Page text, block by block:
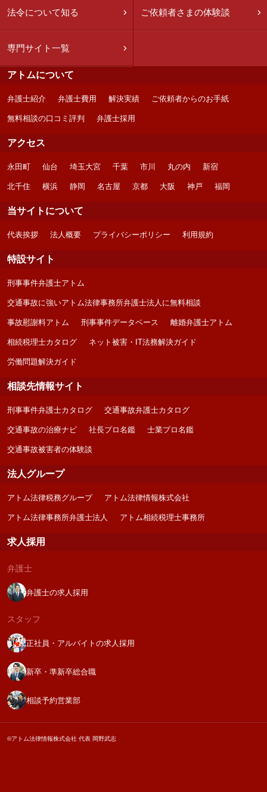
法令について知る ご依頼者さまの体験談
専門サイト一覧
アトムについて
弁護士紹介 弁護士費用 解決実績 ご依頼者からのお手紙
無料相談の口コミ評判 弁護士採用
アクセス
永田町 仙台 埼玉大宮 千葉 市川 丸の内 新宿
北千住 横浜 静岡 名古屋 京都 大阪 神戸 福岡
当サイトについて
代表挨拶 法人概要 プライバシーポリシー 利用規約
特設サイト
刑事事件弁護士アトム
交通事故に強いアトム法律事務所弁護士法人に無料相談
事故慰謝料アトム 刑事事件データベース 離婚弁護士アトム
相続税理士カタログ ネット被害・IT法務解決ガイド
労働問題解決ガイド
相談先情報サイト
刑事事件弁護士カタログ 交通事故弁護士カタログ
交通事故の治療ナビ 社長プロ名鑑 士業プロ名鑑
交通事故被害者の体験談
法人グループ
アトム法律税務グループ アトム法律情報株式会社
アトム法律事務所弁護士法人 アトム相続税理士事務所
求人採用
弁護士
弁護士の求人採用
スタッフ
正社員・アルバイトの求人採用
新卒・準新卒総合職
相談予約営業部
©アトム法律情報株式会社 代表 岡野武志